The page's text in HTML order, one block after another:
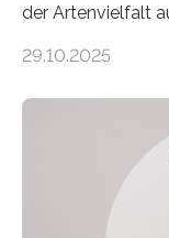
der Artenvielfalt
Beobachtungen
Oldenburg
Ökosystem
verlässlich
„DynaCom“: Die
(DFG) fördert
29.10.2025